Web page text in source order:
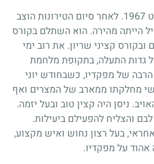
1967. לאחר סיום הטירונות הוצב
הייתה מהירה. הוא השתלם בקורס
קציני שריון. את רוב ימי
גדות התעלה, בתקופת מלחמת
של מפקדיו, כשבחודש יוני
מחלקתו ממארב של המצרים ואף
ניסן היה קצין טוב ובעל יזמה.
והצליח להפעילם ביעילות.
בעל רצון נחוש ואיש מקצוע,
אהוד על מפקדיו.